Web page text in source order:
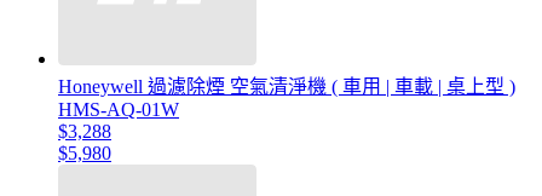
Honeywell 過濾除煙 空氣清淨機 ( 車用 | 車載 | 桌上型 )
HMS-AQ-01W
$3,288
$5,980